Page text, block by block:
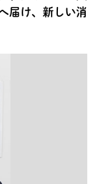
届け、新しい消